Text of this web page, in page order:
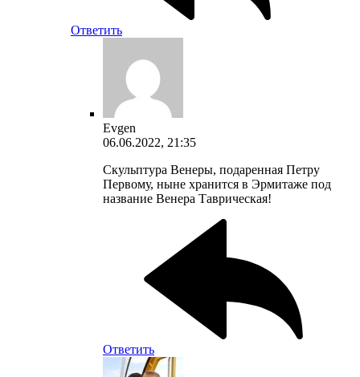
Ответить
Evgen
06.06.2022, 21:35
Скульптура Венеры, подаренная Петру
Первому, ныне хранится в Эрмитаже под
название Венера Таврическая!
Ответить